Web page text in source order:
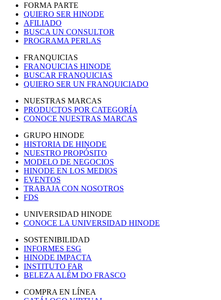
FORMA PARTE
QUIERO SER HINODE
AFILIADO
BUSCA UN CONSULTOR
PROGRAMA PERLAS
FRANQUICIAS
FRANQUICIAS HINODE
BUSCAR FRANQUICIAS
QUIERO SER UN FRANQUICIADO
NUESTRAS MARCAS
PRODUCTOS POR CATEGORÍA
CONOCE NUESTRAS MARCAS
GRUPO HINODE
HISTORIA DE HINODE
NUESTRO PROPÓSITO
MODELO DE NEGOCIOS
HINODE EN LOS MEDIOS
EVENTOS
TRABAJA CON NOSOTROS
FDS
UNIVERSIDAD HINODE
CONOCE LA UNIVERSIDAD HINODE
SOSTENIBILIDAD
INFORMES ESG
HINODE IMPACTA
INSTITUTO FAR
BELEZA ALÉM DO FRASCO
COMPRA EN LÍNEA